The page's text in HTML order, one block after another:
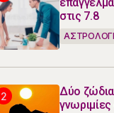
στις 7.8
Δύο
γνωριμίες